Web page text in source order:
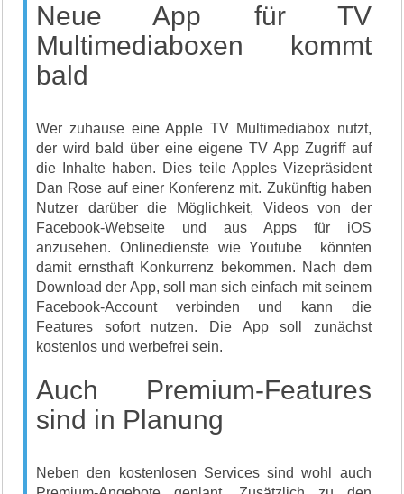
Neue App für TV
Multimediaboxen kommt
bald
Wer zuhause eine Apple TV Multimediabox nutzt,
der wird bald über eine eigene TV App Zugriff auf
die Inhalte haben. Dies teile Apples Vizepräsident
Dan Rose auf einer Konferenz mit. Zukünftig haben
Nutzer darüber die Möglichkeit, Videos von der
Facebook-Webseite und aus Apps für iOS
anzusehen. Onlinedienste wie Youtube könnten
damit ernsthaft Konkurrenz bekommen. Nach dem
Download der App, soll man sich einfach mit seinem
Facebook-Account verbinden und kann die
Features sofort nutzen. Die App soll zunächst
kostenlos und werbefrei sein.
Auch Premium-Features
sind in Planung
Neben den kostenlosen Services sind wohl auch